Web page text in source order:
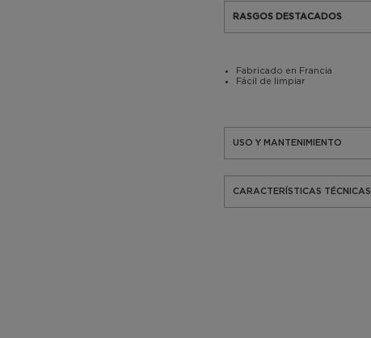
RASGOS DESTACADOS
Fabricado en Francia
Fácil de limpiar
USO Y MANTENIMIENTO
CARACTERÍSTICAS TÉCNICAS